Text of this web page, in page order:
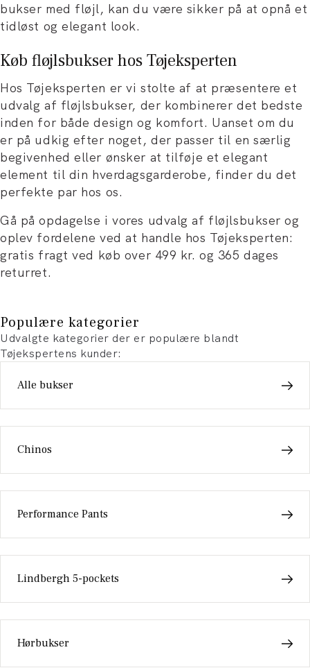
bukser med fløjl, kan du være sikker på at opnå et
tidløst og elegant look.
Køb fløjlsbukser hos Tøjeksperten
Hos Tøjeksperten er vi stolte af at præsentere et
udvalg af fløjlsbukser, der kombinerer det bedste
inden for både design og komfort. Uanset om du
er på udkig efter noget, der passer til en særlig
begivenhed eller ønsker at tilføje et elegant
element til din hverdagsgarderobe, finder du det
perfekte par hos os.
Gå på opdagelse i vores udvalg af fløjlsbukser og
oplev fordelene ved at handle hos Tøjeksperten:
gratis fragt ved køb over 499 kr. og 365 dages
returret.
Populære kategorier
Udvalgte kategorier der er populære blandt
Tøjekspertens kunder:
Alle bukser
Chinos
Performance Pants
Lindbergh 5-pockets
Hørbukser